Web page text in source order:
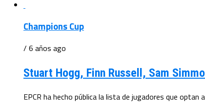
Champions Cup
/ 6 años ago
Stuart Hogg, Finn Russell, Sam
EPCR ha hecho pública la lista de jugadores que